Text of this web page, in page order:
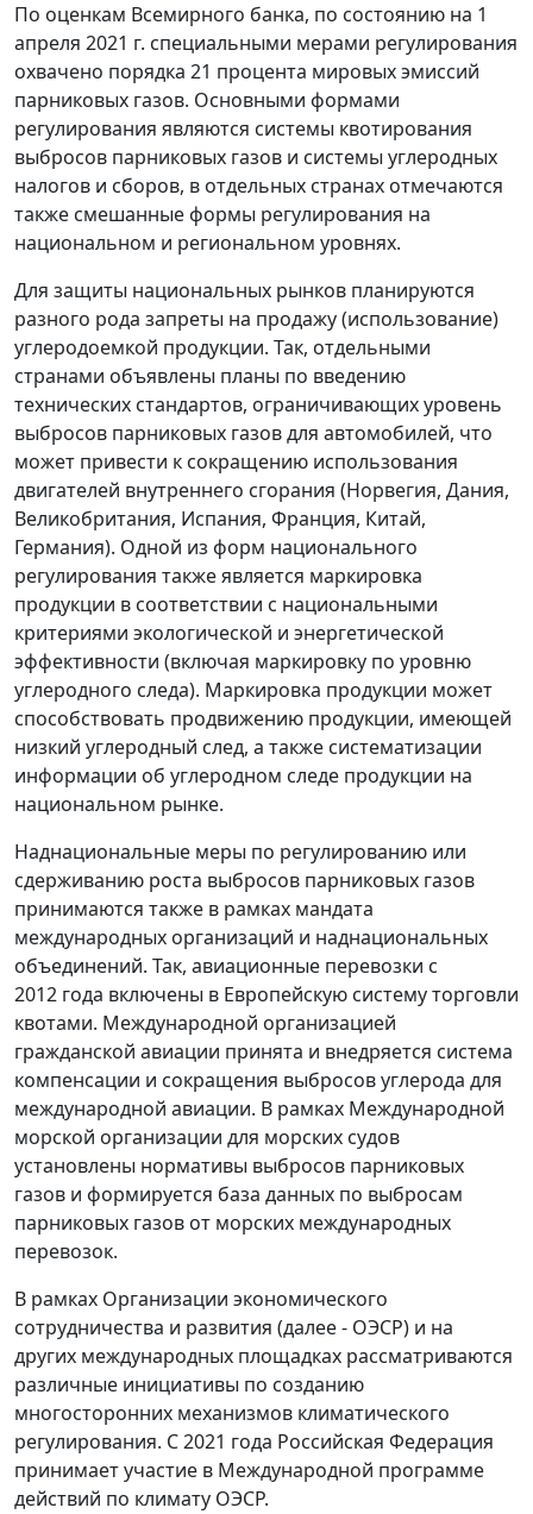
По оценкам Всемирного банка, по состоянию на 1
апреля 2021 г. специальными мерами регулирования
охвачено порядка 21 процента мировых эмиссий
парниковых газов. Основными формами
регулирования являются системы квотирования
выбросов парниковых газов и системы углеродных
налогов и сборов, в отдельных странах отмечаются
также смешанные формы регулирования на
национальном и региональном уровнях.
Для защиты национальных рынков планируются
разного рода запреты на продажу (использование)
углеродоемкой продукции. Так, отдельными
странами объявлены планы по введению
технических стандартов, ограничивающих уровень
выбросов парниковых газов для автомобилей, что
может привести к сокращению использования
двигателей внутреннего сгорания (Норвегия, Дания,
Великобритания, Испания, Франция, Китай,
Германия). Одной из форм национального
регулирования также является маркировка
продукции в соответствии с национальными
критериями экологической и энергетической
эффективности (включая маркировку по уровню
углеродного следа). Маркировка продукции может
способствовать продвижению продукции, имеющей
низкий углеродный след, а также систематизации
информации об углеродном следе продукции на
национальном рынке.
Наднациональные меры по регулированию или
сдерживанию роста выбросов парниковых газов
принимаются также в рамках мандата
международных организаций и наднациональных
объединений. Так, авиационные перевозки с
2012 года включены в Европейскую систему торговли
квотами. Международной организацией
гражданской авиации принята и внедряется система
компенсации и сокращения выбросов углерода для
международной авиации. В рамках Международной
морской организации для морских судов
установлены нормативы выбросов парниковых
газов и формируется база данных по выбросам
парниковых газов от морских международных
перевозок.
В рамках Организации экономического
сотрудничества и развития (далее - ОЭСР) и на
других международных площадках рассматриваются
различные инициативы по созданию
многосторонних механизмов климатического
регулирования. С 2021 года Российская Федерация
принимает участие в Международной программе
действий по климату ОЭСР.